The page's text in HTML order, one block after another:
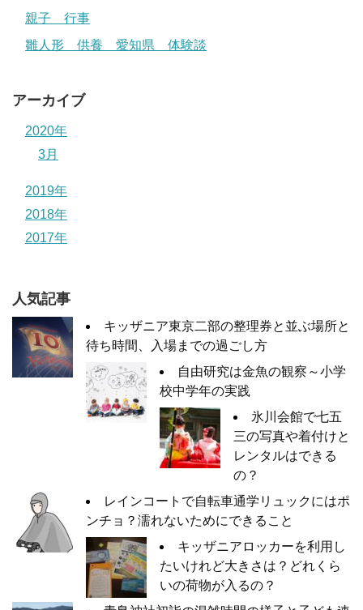
親子 行事
雛人形 供養 愛知県 体験談
アーカイブ
2020年
3月
2019年
2018年
2017年
人気記事
キッザニア東京二部の整理券と並ぶ場所と
待ち時間、入場までの過ごし方
自由研究は金魚の観察～小学
校中学年の実践
氷川会館で七五
三の写真や着付けと
レンタルはできる
の？
レインコートで自転車通学リュックにはポ
ンチョ？濡れないためにできること
キッザニアロッカーを利用し
たいけれど大きさは？どれくら
いの荷物が入るの？